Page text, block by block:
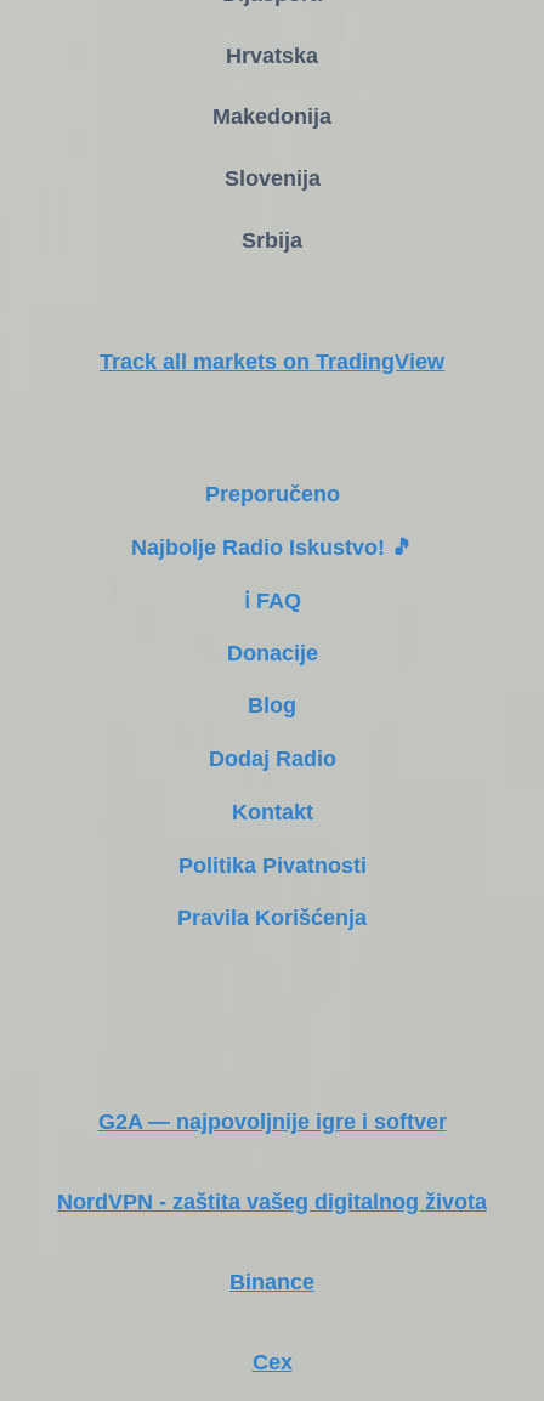
Hrvatska
Makedonija
Slovenija
Srbija
Track all markets on TradingView
Preporučeno
Najbolje Radio Iskustvo! 🎵
ℹ️ FAQ
Donacije
Blog
Dodaj Radio
Kontakt
Politika Pivatnosti
Pravila Korišćenja
G2A — najpovoljnije igre i softver
NordVPN - zaštita vašeg digitalnog života
Binance
Cex